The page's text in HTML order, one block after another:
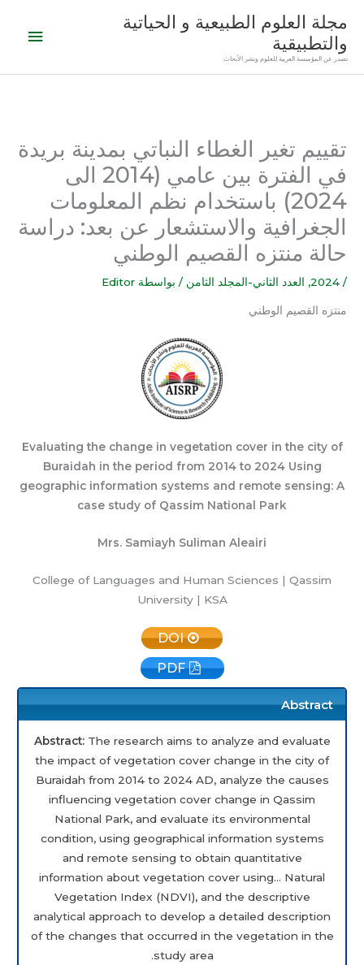
المحتوى
مجلة العلوم الطبيعية و الحياتية
والتطبيقية
تصدر عن المؤسسة العربية للعلوم ونشر الأبحاث
تقييم تغير الغطاء النباتي بمدينة بريدة
في الفترة بين عامي (2014 الى
2024) باستخدام نظم المعلومات
الجغرافية والاستشعار عن بعد: دراسة
حالة منتزه القصيم الوطني
/
2024
, العدد الثاني-المجلد الثامن / بواسطة Editor
منتزه القصيم الوطني
Evaluating the change in vegetation cover in the city of
Buraidah in the period from 2014 to 2024 Using
geographic information systems and remote sensing: A
case study of Qassim National Park
Mrs. Samiayh Suliman Aleairi
College of Languages and Human Sciences | Qassim
University | KSA
DOI
PDF
Abstract
Abstract: The research aims to analyze and evaluate
the impact of vegetation cover change in the city of
Buraidah from 2014 to 2024 AD, analyze the causes
influencing vegetation cover change in Qassim
National Park, and evaluate its environmental
condition, using geographical information systems
and remote sensing to obtain quantitative
information about vegetation cover using… Natural
Vegetation Index (NDVI), and the descriptive
analytical approach to develop a detailed description
of the changes that occurred in the vegetation in the
study area.